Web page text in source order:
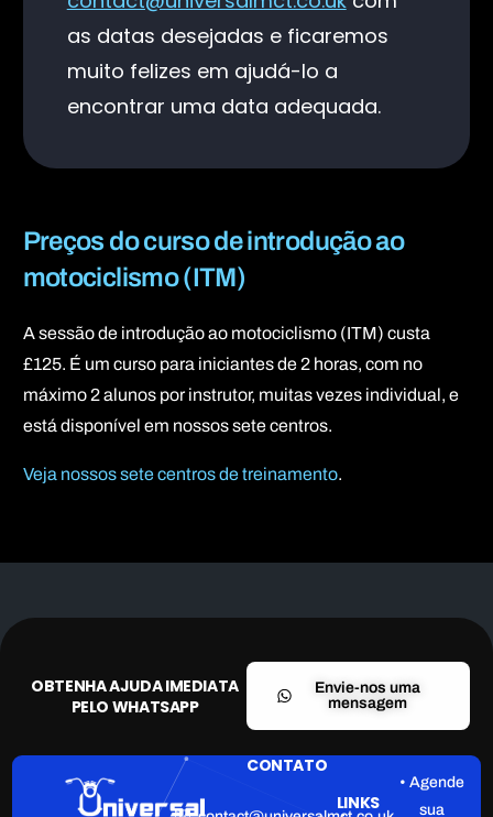
as datas desejadas e ficaremos
muito felizes em ajudá-lo a
encontrar uma data adequada.
Preços do curso de introdução ao
motociclismo (ITM)
A sessão de introdução ao motociclismo (ITM) custa
£125. É um curso para iniciantes de 2 horas, com no
máximo 2 alunos por instrutor, muitas vezes individual, e
está disponível em nossos sete centros.
Veja nossos sete centros de treinamento.
OBTENHA AJUDA IMEDIATA
PELO WHATSAPP
Envie-nos uma
mensagem
CONTATO
LINKS
• Agende
sua